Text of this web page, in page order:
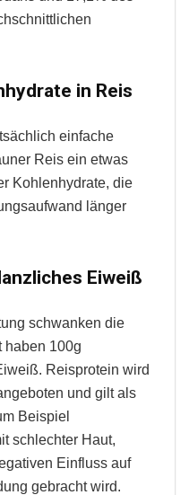
in Reis
einfache
Reis ein etwas
Kohlenhydrate, die
länger
Eiweiß
schwanken die
haben 100g
Reisprotein wird
und gilt als
Beispiel
schlechter Haut,
Einfluss auf
gebracht wird.